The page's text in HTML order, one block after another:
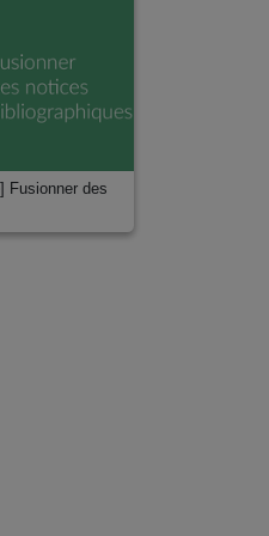
Fusionner des